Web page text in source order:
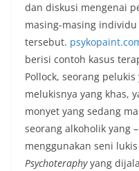
dan diskusi mengenai
masing-masing
tersebut.
berisi contoh kasus
Pollock, seorang
melukisnya yang khas,
monyet yang sedang
seorang alkoholik yang
menggunakan seni
Psychoteraphyyang